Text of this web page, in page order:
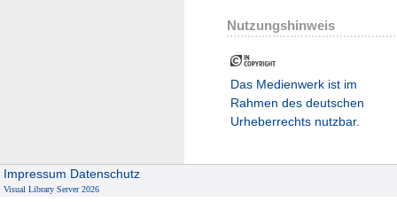
Nutzungshinweis
Das Medienwerk ist im
Rahmen des deutschen
Urheberrechts nutzbar.
Impressum Datenschutz
Visual Library Server 2026